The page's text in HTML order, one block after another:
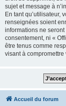
sujet et message à
En tant qu’utilisateur,
renseignées soient
informations ne
consentement, ni «
être tenus comme
visant à compromettre
Accueil du forum